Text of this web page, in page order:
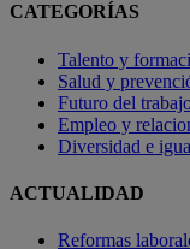
CATEGORÍAS
Talento y
Salud y
Futuro del
Empleo y
Diversidad e
ACTUALIDAD
Reformas